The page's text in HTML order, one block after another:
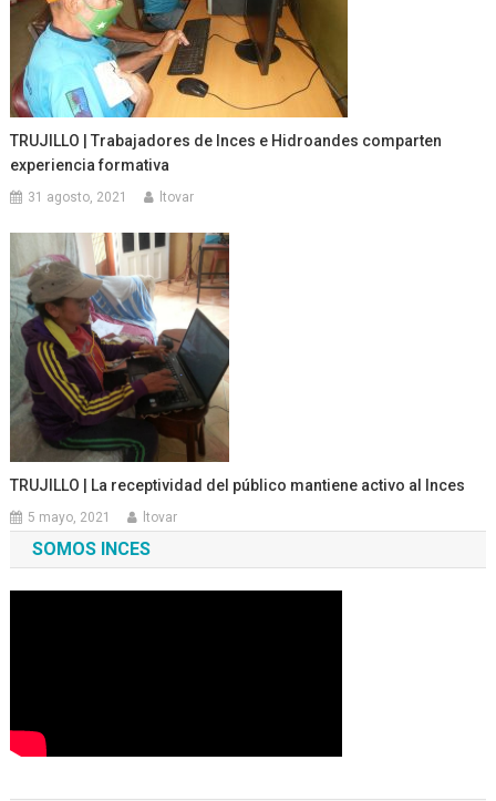
TRUJILLO | Trabajadores de Inces e Hidroandes comparten
experiencia formativa
31 agosto, 2021 ltovar
TRUJILLO | La receptividad del público mantiene activo al Inces
5 mayo, 2021 ltovar
SOMOS INCES